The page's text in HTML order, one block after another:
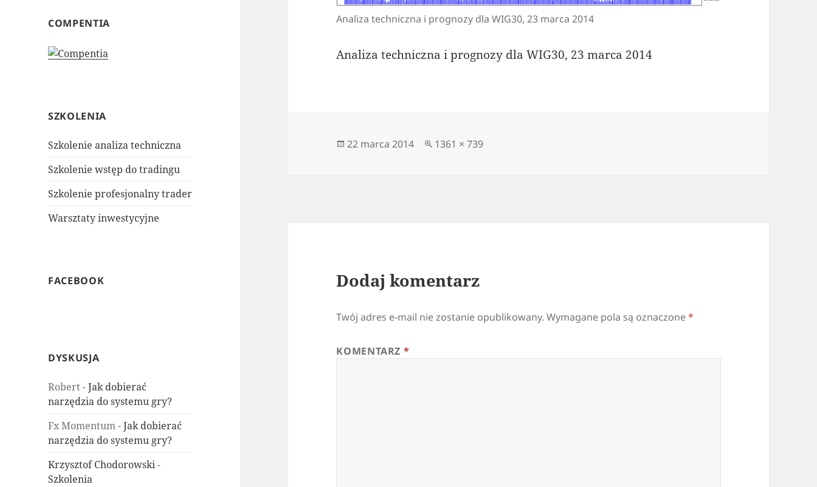
COMPENTIA
SZKOLENIA
Szkolenie analiza techniczna
Szkolenie wstęp do tradingu
Szkolenie profesjonalny trader
Warsztaty inwestycyjne
FACEBOOK
DYSKUSJA
Robert-Jak dobierać
narzędzia do systemu gry?
Fx Momentum-Jak dobierać
narzędzia do systemu gry?
Krzysztof Chodorowski-
Szkolenia
Analiza techniczna i prognozy dla WIG30, 23 marca 2014
Analiza techniczna i prognozy dla WIG30, 23 marca 2014
Data
22 marca 2014
Pełny
1361 × 739
Dodaj komentarz
Twój adres e-mail nie zostanie opublikowany. Wymagane pola są oznaczone*
KOMENTARZ *